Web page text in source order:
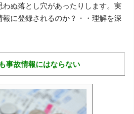
ぬ落とし穴があったりします。実
に登録されるのか？・・理解を深
事故情報にはならない